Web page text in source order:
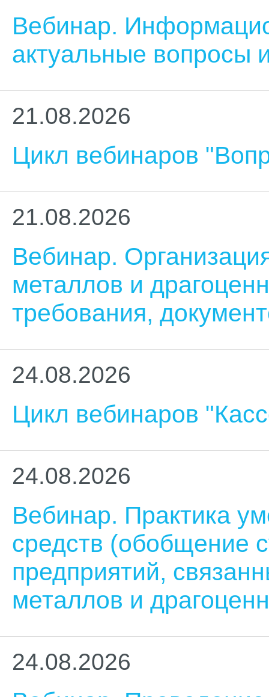
Вебинар.
актуальные вопросы
21.08.2026
Цикл вебинаров
21.08.2026
Вебинар.
металлов и
требования,
24.08.2026
Цикл вебинаров
24.08.2026
Вебинар. Практика
средств (обобщение
предприятий,
металлов и
24.08.2026